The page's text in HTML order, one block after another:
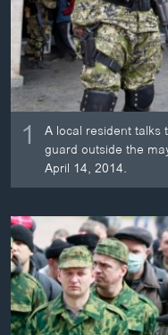
ທຸລະກິດ
ພາສາອັງກິດ
ວີດີໂອ
ສຽງ
ລາຍການກະຈາຍສຽງ
ລາຍງານ
ຕິດຕາມພວກເຮົາ ທີ່
ພາສາຕ່າງໆ
1
A local resident
guard outside the
April 14, 2014.